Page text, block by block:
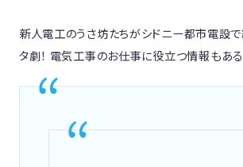
新人電工のうさ坊たちがシドニー都市電設
タ劇！ 電気工事のお仕事に役立つ情報も